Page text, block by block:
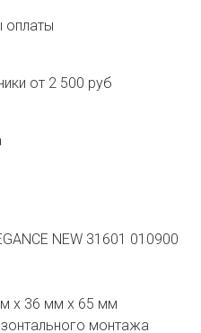
от 2 500 руб
NEW 31601 010900
x 36 мм x 65 мм
монтажа